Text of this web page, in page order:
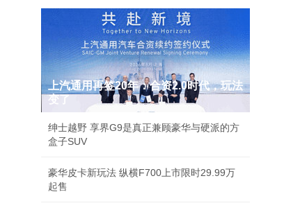
上汽通用再签20年：合资2.0时代，玩法
变了
绅士越野 享界G9是真正兼顾豪华与硬派的方
盒子SUV
豪华皮卡新玩法 纵横F700上市限时29.99万
起售